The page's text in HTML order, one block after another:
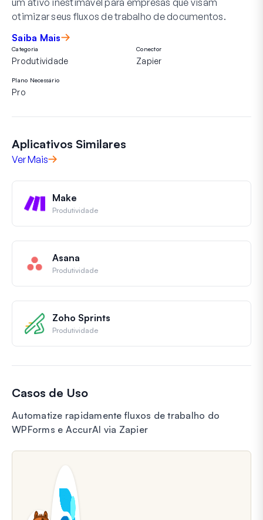
otimizar seus fluxos de trabalho de documentos.
Saiba Mais
Categoria
Produtividade
Conector
Zapier
Plano Necessário
Pro
Aplicativos Similares
Ver Mais
Make
Produtividade
Asana
Produtividade
Zoho Sprints
Produtividade
Casos de Uso
Automatize rapidamente fluxos de trabalho do
WPForms e AccurAI via Zapier